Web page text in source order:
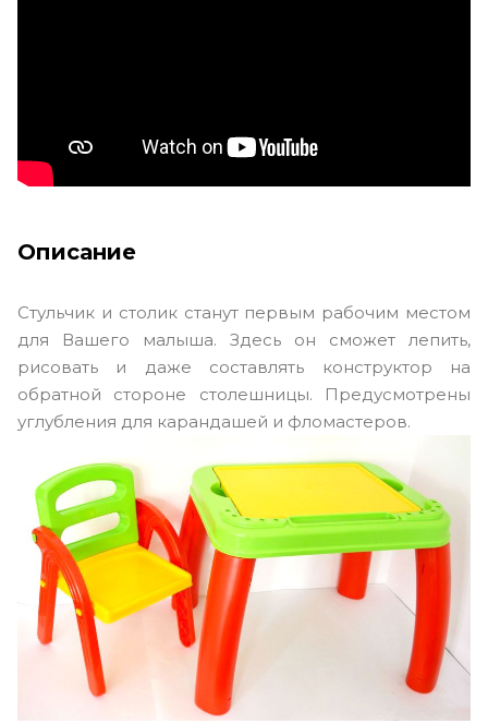
Описание
Стульчик и столик станут первым рабочим местом
для Вашего малыша. Здесь он сможет лепить,
рисовать и даже составлять конструктор на
обратной стороне столешницы. Предусмотрены
углубления для карандашей и фломастеров.